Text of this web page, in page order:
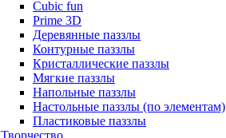
Cubic fun
Prime 3D
Деревянные паззлы
Контурные паззлы
Кристаллические паззлы
Мягкие паззлы
Напольные паззлы
Настольные паззлы (по элементам)
Пластиковые паззлы
Творчество